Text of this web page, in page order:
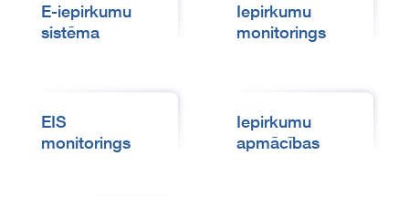
E-iepirkumu
sistēma
Iepirkumu
monitorings
EIS
monitorings
Iepirkumu
apmācības